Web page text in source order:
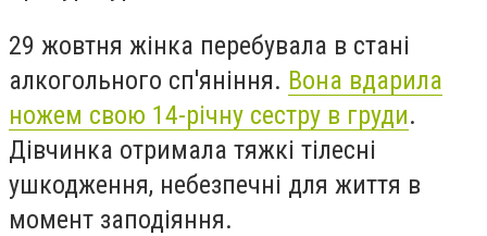
29 жовтня жінка перебувала в стані
алкогольного сп'яніння. Вона вдарила
ножем свою 14-річну сестру в груди.
Дівчинка отримала тяжкі тілесні
ушкодження, небезпечні для життя в
момент заподіяння.